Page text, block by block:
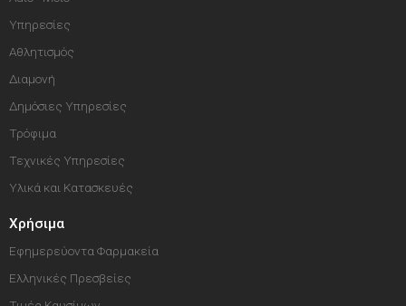
Υπηρεσίες
Αθλητισμός
Διαμονή
Δημόσιες Υπηρεσίες
Τρόφιμα
Τεχνικές Υπηρεσίες
Υλικά και Κατασκευές
Χρήσιμα
Εφημερεύοντα Φαρμακεία
Ελληνικές Πρεσβείες